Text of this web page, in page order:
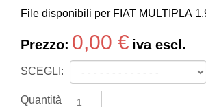
File disponibili per FIAT MULTIPLA
Prezzo: 0,00 € iva escl.
SCEGLI:
Quantità